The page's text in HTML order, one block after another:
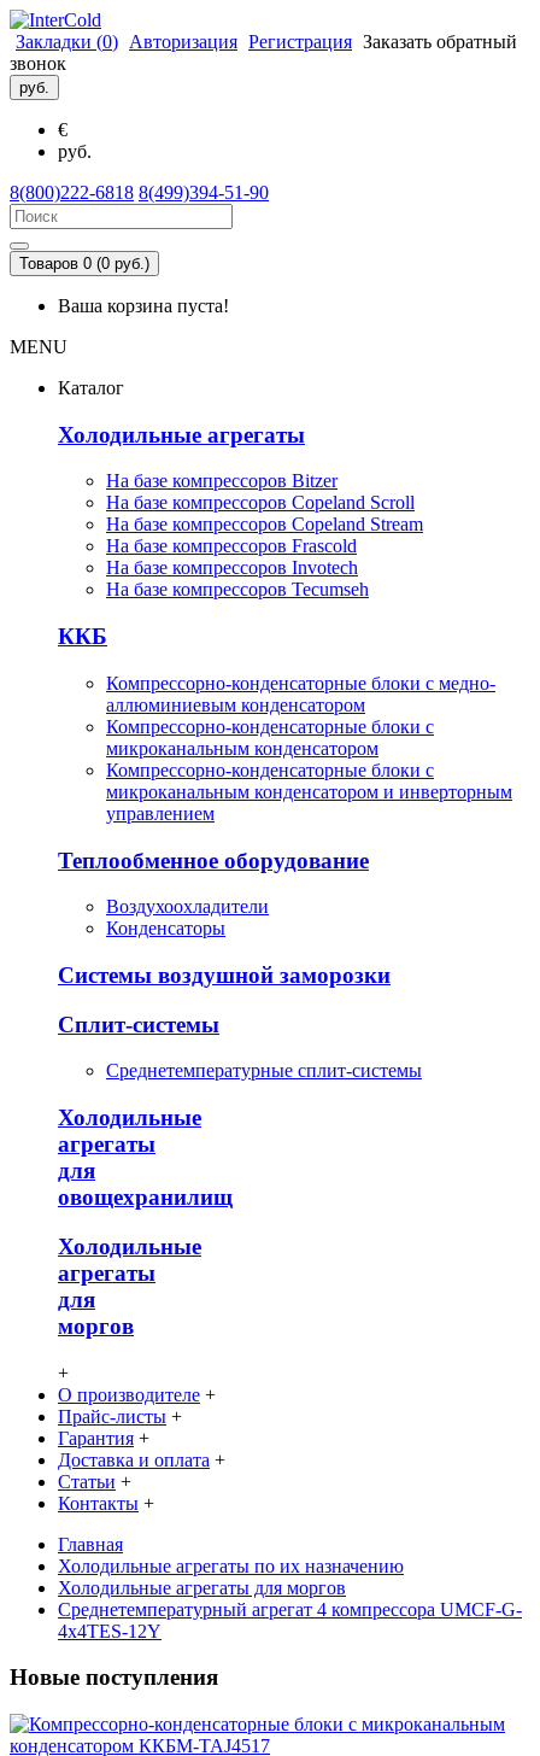
Закладки (0) Авторизация Регистрация Заказать обратный
звонок
руб.
€
руб.
8(800)222-6818 8(499)394-51-90
Товаров 0 (0 руб.)
Ваша корзина пуста!
MENU
Каталог
Холодильные агрегаты
На базе компрессоров Bitzer
На базе компрессоров Copeland Scroll
На базе компрессоров Copeland Stream
На базе компрессоров Frascold
На базе компрессоров Invotech
На базе компрессоров Tecumseh
ККБ
Компрессорно-конденсаторные блоки с медно-
аллюминиевым конденсатором
Компрессорно-конденсаторные блоки с
микроканальным конденсатором
Компрессорно-конденсаторные блоки с
микроканальным конденсатором и инверторным
управлением
Теплообменное оборудование
Воздухоохладители
Конденсаторы
Системы воздушной заморозки
Сплит-системы
Среднетемпературные сплит-системы
Холодильные
агрегаты
для
овощехранилищ
Холодильные
агрегаты
для
моргов
+
О производителе +
Прайс-листы +
Гарантия +
Доставка и оплата +
Статьи +
Контакты +
Главная
Холодильные агрегаты по их назначению
Холодильные агрегаты для моргов
Среднетемпературный агрегат 4 компрессора UMCF-G-
4x4TES-12Y
Новые поступления